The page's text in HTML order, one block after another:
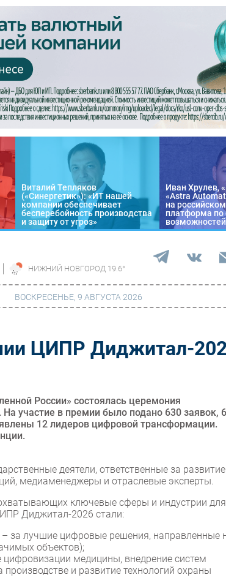
Виталий Тепляков
(«Синергетик»): «ИТ нашей
компании обеспечивает
бесперебойность производства
и защиту от угроз»
Иван Хрулев,
«Astra
на
платформа по
НИЖНИЙ НОВГОРОД 19.6°
Финансы
Безопасность
Инновации
Здоровье
ВОСКРЕСЕНЬЕ, 9 АВГУСТА 2026
ЦИПР Диджитал-
России» состоялась церемония
участие в премии было подано 630 заявок,
12 лидеров цифровой трансформации.
деятели, ответственные за развитие
медиаменеджеры и отраслевые эксперты.
ключевые сферы и индустрии для
Диджитал-2026 стали:
за лучшие цифровые решения, направленные
объектов);
медицины, внедрение систем
и развитие технологий охраны